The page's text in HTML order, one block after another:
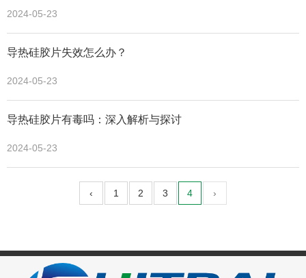
2024-05-23
导热硅胶片失效怎么办？
2024-05-23
导热硅胶片有毒吗：深入解析与探讨
2024-05-23
‹ 1 2 3 4 ›